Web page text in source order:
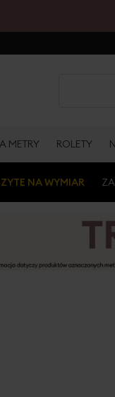
METRY ROLETY
NA WYMIAR